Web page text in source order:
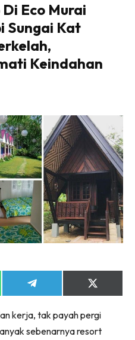
Eco Murai
Sungai Kat
Keindahan
Share
on
Share
on
(Twitter)
kerja, tak payah pergi
sebenarnya resort